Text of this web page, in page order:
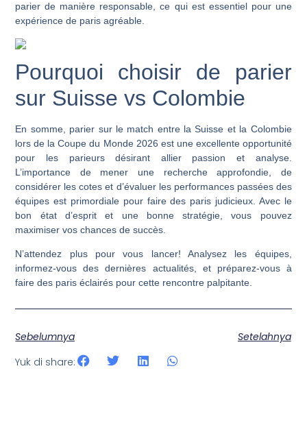
parier de manière responsable, ce qui est essentiel pour une
expérience de paris agréable.
Pourquoi choisir de parier
sur Suisse vs Colombie
En somme, parier sur le match entre la Suisse et la Colombie
lors de la Coupe du Monde 2026 est une excellente opportunité
pour les parieurs désirant allier passion et analyse.
L’importance de mener une recherche approfondie, de
considérer les cotes et d’évaluer les performances passées des
équipes est primordiale pour faire des paris judicieux. Avec le
bon état d’esprit et une bonne stratégie, vous pouvez
maximiser vos chances de succès.
N’attendez plus pour vous lancer! Analysez les équipes,
informez-vous des dernières actualités, et préparez-vous à
faire des paris éclairés pour cette rencontre palpitante.
Sebelumnya
Setelahnya
Yuk di share: